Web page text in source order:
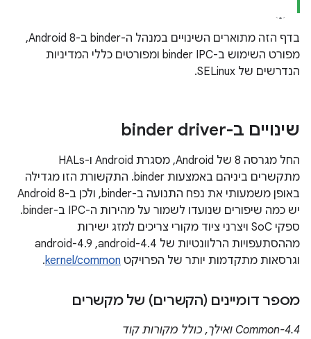
בדף הזה מתוארים השינויים במנהל ה-binder ב-Android 8,
מפורט השימוש ב-binder IPC ומפורטים כללי המדיניות
הנדרשים של SELinux.
שינויים ב-binder driver
החל מגרסה 8 של Android, מסגרת Android ו-HALs
מתקשרים ביניהם באמצעות binder. התקשורת הזו מגדילה
באופן משמעותי את נפח התנועה ב-binder, ולכן ב-Android 8
יש כמה שיפורים שנועדו לשמור על מהירות ה-IPC ב-binder.
ספקי SoC ויצרני ציוד מקורי צריכים למזג ישירות
מההסתעפויות הרלוונטיות של android-4.4,‏ android-4.9
וגרסאות מתקדמות יותר של הפרויקט kernel/common
.
מספר דומיינים (הקשרים) של מקשרים
Common-4.4 ואילך, כולל מקורות קוד